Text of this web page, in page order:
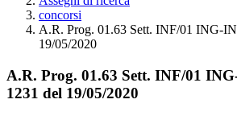
concorsi
A.R. Prog. 01.63 Sett. INF/01 ING-
19/05/2020
A.R. Prog. 01.63 Sett. INF/01
1231 del 19/05/2020